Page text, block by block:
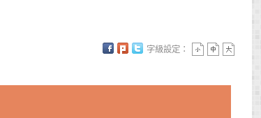
字級設定：